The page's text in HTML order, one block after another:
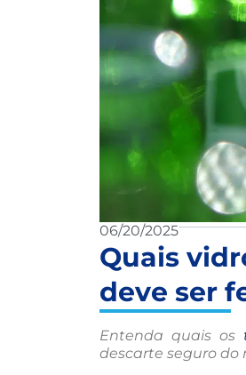
06/20/2025
Quais
deve ser
Entenda quais os
descarte seguro do